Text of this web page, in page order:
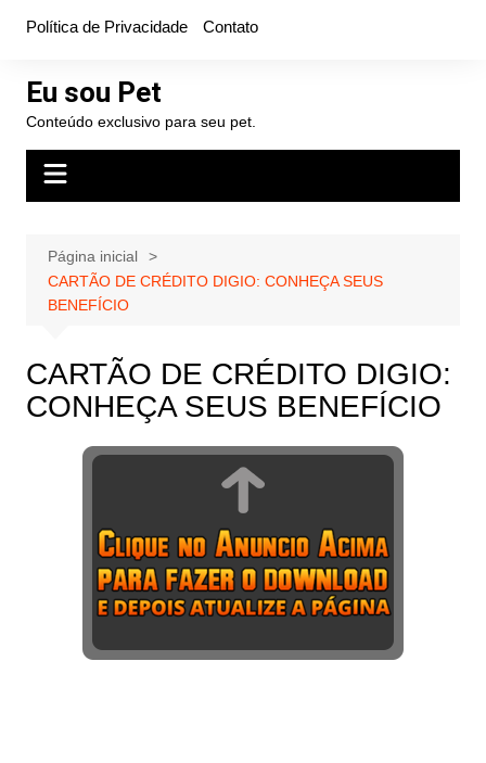
conteúdo
Política de Privacidade Contato
Eu sou Pet
Conteúdo exclusivo para seu pet.
Página inicial
CARTÃO DE CRÉDITO DIGIO: CONHEÇA SEUS
BENEFÍCIO
CARTÃO DE CRÉDITO DIGIO:
CONHEÇA SEUS BENEFÍCIO